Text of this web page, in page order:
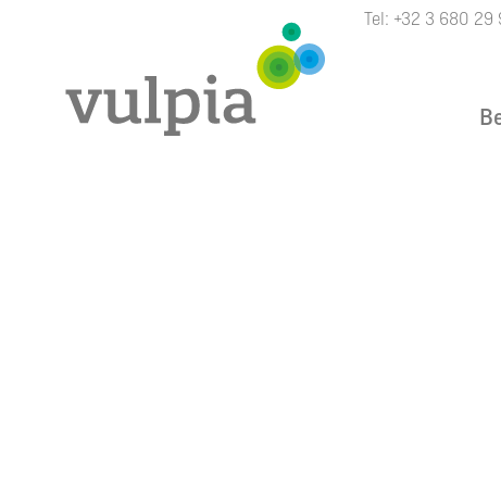
Tel: +32 3 680 29